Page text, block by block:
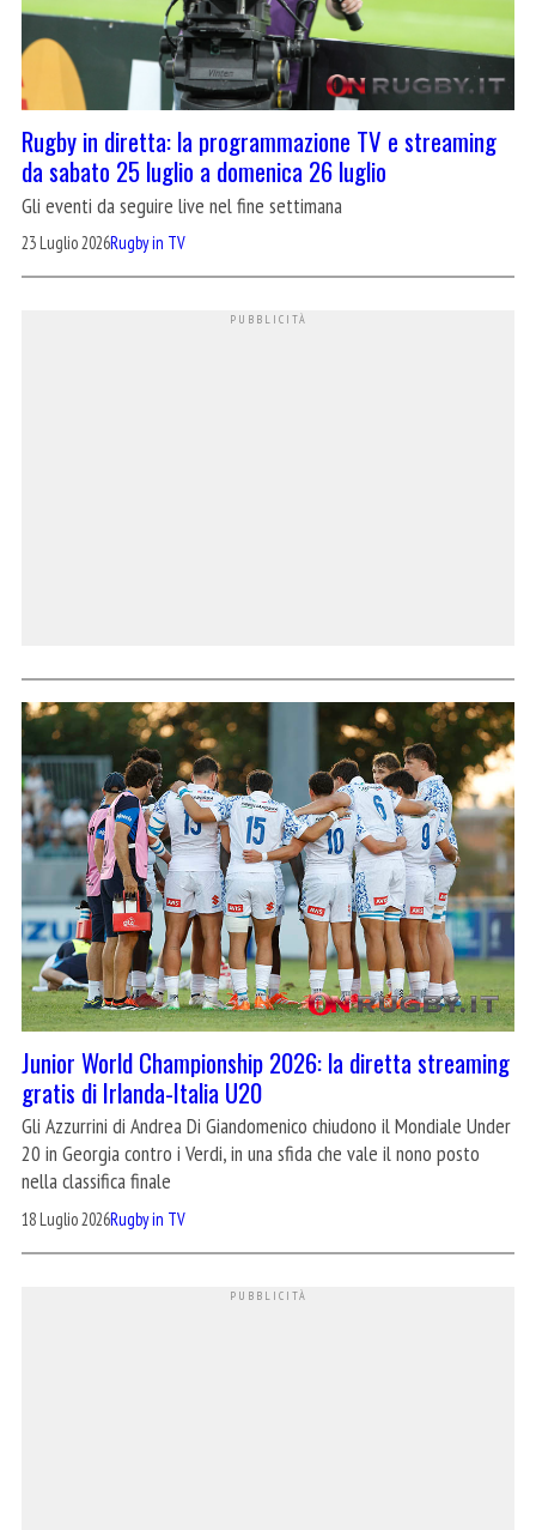
Rugby in diretta: la programmazione TV e streaming
da sabato 25 luglio a domenica 26 luglio
Gli eventi da seguire live nel fine settimana
23 Luglio 2026Rugby in TV
Junior World Championship 2026: la diretta streaming
gratis di Irlanda-Italia U20
Gli Azzurrini di Andrea Di Giandomenico chiudono il Mondiale Under
20 in Georgia contro i Verdi, in una sfida che vale il nono posto
nella classifica finale
18 Luglio 2026Rugby in TV